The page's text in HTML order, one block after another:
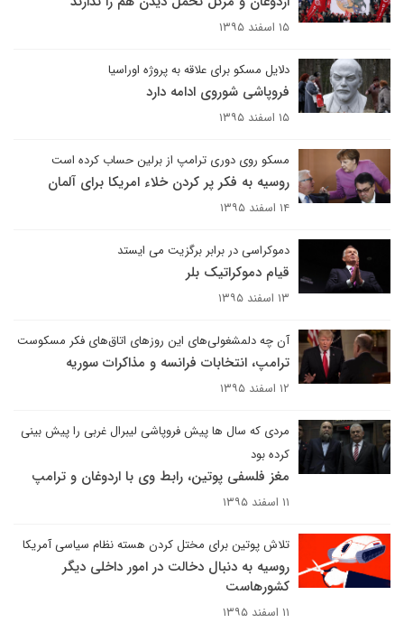
۱۵ اسفند ۱۳۹۵
دلایل مسکو برای علاقه به پروژه اوراسیا
فروپاشی شوروی ادامه دارد
۱۵ اسفند ۱۳۹۵
مسکو روی دوری ترامپ از برلین حساب کرده است
روسیه به فکر پر کردن خلاء امریکا برای آلمان
۱۴ اسفند ۱۳۹۵
دموکراسی در برابر برگزیت می ایستد
قیام دموکراتیک بلر
۱۳ اسفند ۱۳۹۵
آن چه دلمشغولی‌های این روزهای اتاق‌های فکر مسکوست
ترامپ، انتخابات فرانسه و مذاکرات سوریه
۱۲ اسفند ۱۳۹۵
مردی که سال ها پیش فروپاشی لیبرال غربی را پیش بینی
کرده بود
مغز فلسفی پوتین، رابط وی با اردوغان و ترامپ
۱۱ اسفند ۱۳۹۵
تلاش پوتین برای مختل کردن هسته نظام سیاسی آمریکا
روسیه به دنبال دخالت در امور داخلی دیگر
کشورهاست
۱۱ اسفند ۱۳۹۵